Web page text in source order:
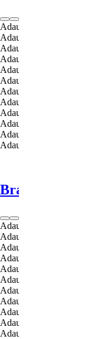
Adaugă în coș
Adaugă în coș
Adaugă în coș
Adaugă în coș
Adaugă în coș
Adaugă în coș
Adaugă în coș
Adaugă în coș
Adaugă în coș
Adaugă în coș
Adaugă în coș
Adaugă în coș
Brandul
Adaugă în coș
Adaugă în coș
Adaugă în coș
Adaugă în coș
Adaugă în coș
Adaugă în coș
Adaugă în coș
Adaugă în coș
Adaugă în coș
Adaugă în coș
Adaugă în coș